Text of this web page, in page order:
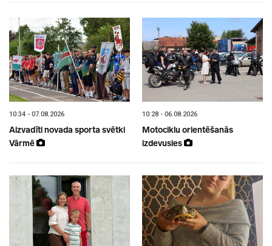
10:34 - 07.08.2026
Aizvadīti novada sporta svētki
Vārmē
10:28 - 06.08.2026
Motociklu orientēšanās
izdevusies